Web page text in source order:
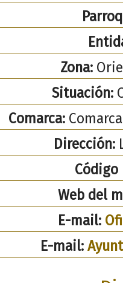
Zona:
Situación:
Comarca:
Dirección:
Web del
E-mail:
E-mail: